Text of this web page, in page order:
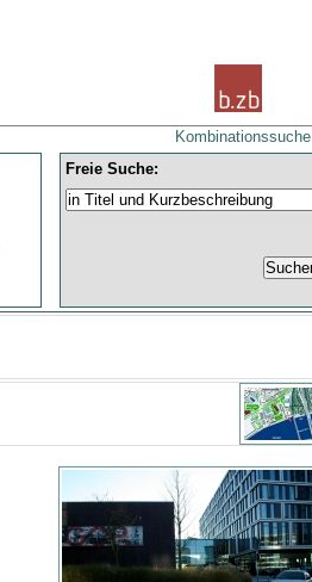
Kombinationssuche
Freie Suche: